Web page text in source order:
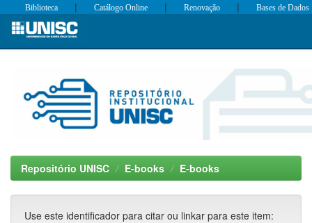
Skip
Biblioteca | Catálogo Online | Renovação | Bases de Dados
Repositório UNISC E-books E-books
Use este identificador para citar ou linkar para este item: